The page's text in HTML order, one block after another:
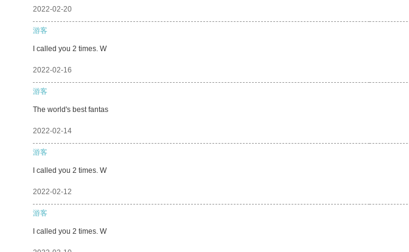
2022-02-20
游客
I called you 2 times. W
2022-02-16
游客
The world's best fantas
2022-02-14
游客
I called you 2 times. W
2022-02-12
游客
I called you 2 times. W